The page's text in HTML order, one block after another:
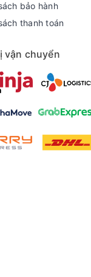
Boost 2.0 tốc
nhẹ. Với bộ vi
họa thông
3733 MHz giúp
bảo hành
thanh toán
vận chuyển